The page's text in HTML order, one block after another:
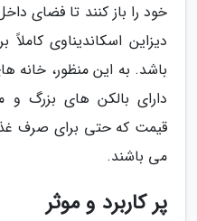
خود را باز کنند تا فضای
دیزاین اسکاندیناوی
باشد. به این منظور، خانه
دارای بالکن های بزرگ و
قیمت که حتی برای صرف
می باشند.
پر کاربرد و موثر